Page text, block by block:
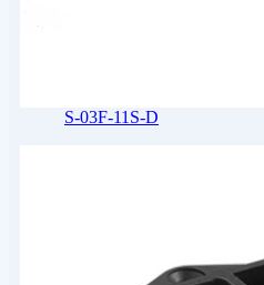
S-03F-11S-D